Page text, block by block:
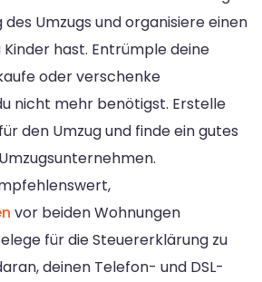
Umzugs und organisiere einen
hast. Entrümple deine
oder verschenke
nicht mehr benötigst. Erstelle
den Umzug und finde ein gutes
vor beiden Wohnungen
für die Steuererklärung zu
deinen Telefon- und DSL-